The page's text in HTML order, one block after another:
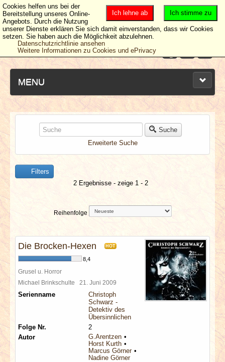
MENU
NEUESTE ARTIKEL
NEWS & DATES
BERICHTE
SPECIALS
REDAKTION
ARCHIV
Suche
Erweiterte Suche
Filters
2 Ergebnisse - zeige 1 - 2
Reihenfolge
Die Brocken-Hexen HOT
8,4
Grusel u. Horror
Michael Brinkschulte 21. Juni 2009
Serienname
Christoph
Schwarz -
Detektiv des
Übersinnlichen
Folge Nr.
2
Autor
G.Arentzen
Horst Kurth
Marcus Görner
Nadine Görner
Ich stimme zu
Ich lehne ab
Cookies helfen uns bei der
Bereitstellung unseres Online-
Angebots. Durch die Nutzung
unserer Dienste erklären Sie sich damit einverstanden, dass wir Cookies
setzen. Sie haben auch die Möglichkeit abzulehnen.
Datenschutzrichtlinie ansehen
Weitere Informationen zu Cookies und ePrivacy